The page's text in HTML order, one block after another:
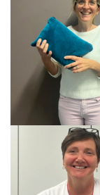
La qualité de
cancer du
mécanismes
seront
certaines, il
activités
prendre le
gratitude, de
physique...
de la maladie
élément clé